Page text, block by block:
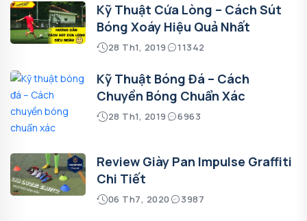
Kỹ Thuật Cứa Lòng – Cách Sút
Bóng Xoáy Hiệu Quả Nhất
28 Th1, 2019 11342
Kỹ Thuật Bóng Đá – Cách
Chuyền Bóng Chuẩn Xác
28 Th1, 2019 6963
Review Giày Pan Impulse Graffiti
Chi Tiết
06 Th7, 2020 3987